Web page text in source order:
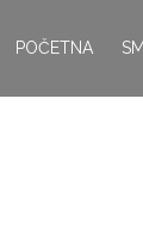
POČETNA